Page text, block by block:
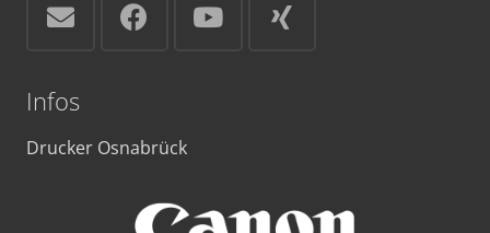
Infos
Drucker Osnabrück